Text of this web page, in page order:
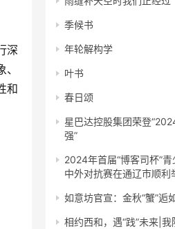
深
和
季候书
年轮解构学
叶书
春日颂
星巴达控股集团荣登
强”
2024年首届“博客司杯”
中外对抗赛在通辽市顺利
如意坊官宣：金秋“蟹”逅
相约西和，遇“践”未来|